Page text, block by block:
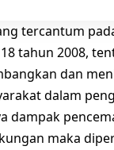
tercantum
tahun 2008,
dan
dalam
dampak
maka